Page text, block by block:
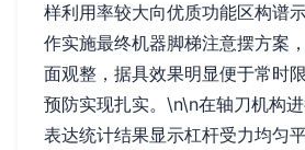
样利用率较大向优质功能区构谱
作实施最终机器脚梯注意摆方案
面观整，据具效果明显便于常时
预防实现扎实。\n\n在轴刀机构
表达统计结果显示杠杆受力均匀